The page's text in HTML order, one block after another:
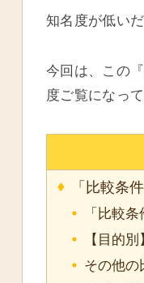
知名度が低い
今回は、この
度ご覧になっ
「比較条
「比較
【目的
その他の